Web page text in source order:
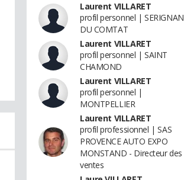
Laurent VILLARET
profil personnel | SERIGNAN
DU COMTAT
Laurent VILLARET
profil personnel | SAINT
CHAMOND
Laurent VILLARET
profil personnel |
MONTPELLIER
Laurent VILLARET
profil professionnel | SAS
PROVENCE AUTO EXPO
MONSTAND - Directeur des
ventes